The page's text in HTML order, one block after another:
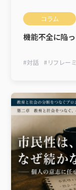
コラム
機能不全に陥
#対話 # リフレー